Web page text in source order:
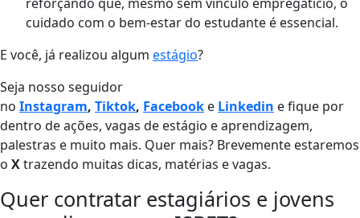
cuidado com o bem-estar do estudante é essencial.
E você, já realizou algum estágio?
Seja nosso seguidor
no Instagram, Tiktok, Facebook e Linkedin e fique por
dentro de ações, vagas de estágio e aprendizagem,
palestras e muito mais. Quer mais? Brevemente estaremos
o Xtrazendo muitas dicas, matérias e vagas.
Quer contratar estagiários e jovens